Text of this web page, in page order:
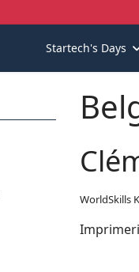
Startech's Days
WorldSkills